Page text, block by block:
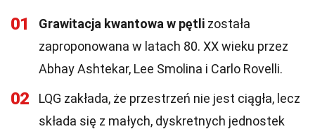
01 Grawitacja kwantowa w pętli została
zaproponowana w latach 80. XX wieku przez
Abhay Ashtekar, Lee Smolina i Carlo Rovelli.
02
LQG zakłada, że przestrzeń nie jest ciągła, lecz
składa się z małych, dyskretnych jednostek